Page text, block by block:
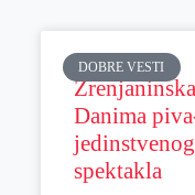
DOBRE VESTI
Danima
spektakla